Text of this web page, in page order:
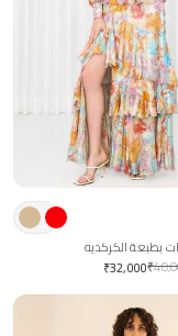
بطبعة الكركديه
₹32,000₹